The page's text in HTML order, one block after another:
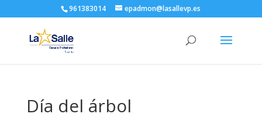
961383014 epadmon@lasallevp.es
Día del árbol